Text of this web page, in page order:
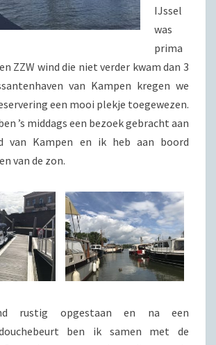
IJssel
was
prima
ZZW wind die niet verder kwam dan 3
van Kampen kregen we
een mooi plekje toegewezen.
’s middags een bezoek gebracht aan
van Kampen en ik heb aan boord
van de zon.
rustig opgestaan en na een
ben ik samen met de